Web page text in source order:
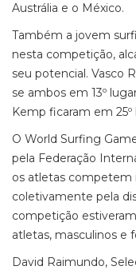
Austrália e o México.
Também a jovem
nesta competição,
seu potencial. Vasco
se ambos em 13º
Kemp ficaram em 25º
O World Surfing
pela Federação
os atletas competem
coletivamente pela
competição
atletas, masculinos e
David Raimundo,